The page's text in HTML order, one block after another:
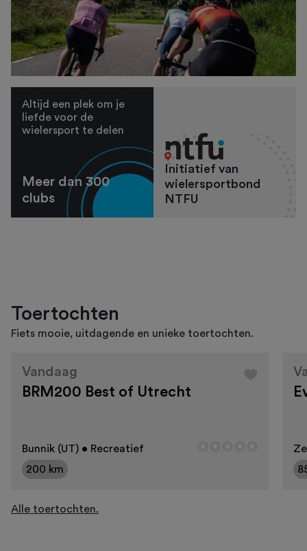
Altijd een plek om je
liefde voor de
wielersport te delen
Meer dan 300
clubs
Initiatief van
wielersportbond
NTFU
Toertochten
Fiets mooie, uitdagende en unieke toertochten.
Vandaag
BRM200 Best of Utrecht
Bunnik (UT) • Recreatief
200 km
Alle toertochten.